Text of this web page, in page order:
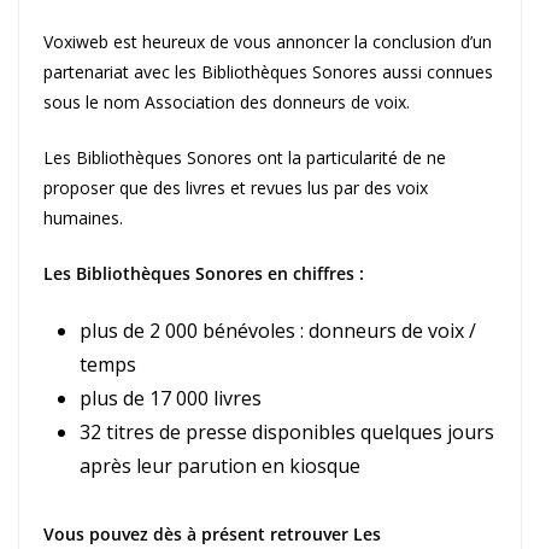
Voxiweb est heureux de vous annoncer la conclusion d’un
partenariat avec les Bibliothèques Sonores aussi connues
sous le nom Association des donneurs de voix.
Les Bibliothèques Sonores ont la particularité de ne
proposer que des livres et revues lus par des voix
humaines.
Les Bibliothèques Sonores en chiffres :
plus de 2 000 bénévoles : donneurs de voix /
temps
plus de 17 000 livres
32 titres de presse disponibles quelques jours
après leur parution en kiosque
Vous pouvez dès à présent retrouver Les